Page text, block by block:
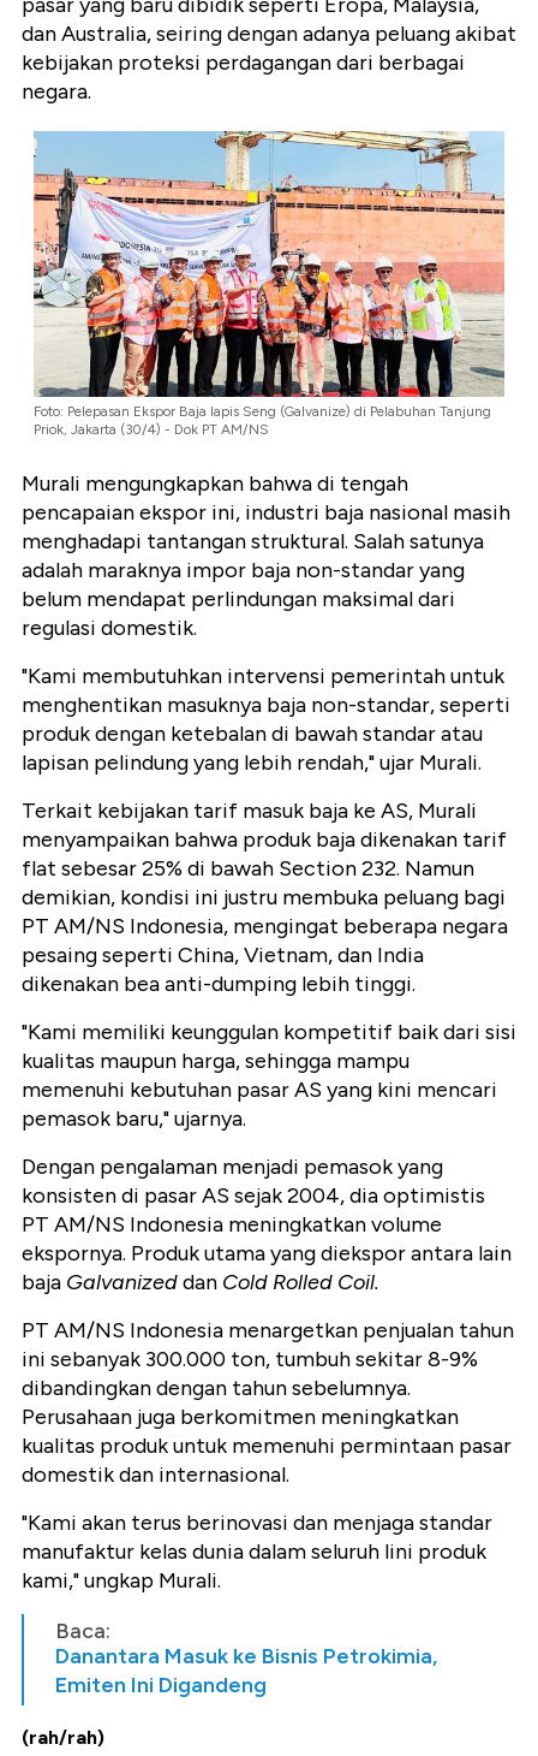
dan Australia, seiring dengan adanya peluang akibat
kebijakan proteksi perdagangan dari berbagai
negara.
Foto: Pelepasan Ekspor Baja lapis Seng (Galvanize) di Pelabuhan Tanjung
Priok, Jakarta (30/4) - Dok PT AM/NS
Murali mengungkapkan bahwa di tengah
pencapaian ekspor ini, industri baja nasional masih
menghadapi tantangan struktural. Salah satunya
adalah maraknya impor baja non-standar yang
belum mendapat perlindungan maksimal dari
regulasi domestik.
"Kami membutuhkan intervensi pemerintah untuk
menghentikan masuknya baja non-standar, seperti
produk dengan ketebalan di bawah standar atau
lapisan pelindung yang lebih rendah," ujar Murali.
Terkait kebijakan tarif masuk baja ke AS, Murali
menyampaikan bahwa produk baja dikenakan tarif
flat sebesar 25% di bawah Section 232. Namun
demikian, kondisi ini justru membuka peluang bagi
PT AM/NS Indonesia, mengingat beberapa negara
pesaing seperti China, Vietnam, dan India
dikenakan bea anti-dumping lebih tinggi.
"Kami memiliki keunggulan kompetitif baik dari sisi
kualitas maupun harga, sehingga mampu
memenuhi kebutuhan pasar AS yang kini mencari
pemasok baru," ujarnya.
Dengan pengalaman menjadi pemasok yang
konsisten di pasar AS sejak 2004, dia optimistis
PT AM/NS Indonesia meningkatkan volume
ekspornya. Produk utama yang diekspor antara lain
baja Galvanizeddan Cold Rolled Coil.
PT AM/NS Indonesia menargetkan penjualan tahun
ini sebanyak 300.000 ton, tumbuh sekitar 8-9%
dibandingkan dengan tahun sebelumnya.
Perusahaan juga berkomitmen meningkatkan
kualitas produk untuk memenuhi permintaan pasar
domestik dan internasional.
"Kami akan terus berinovasi dan menjaga standar
manufaktur kelas dunia dalam seluruh lini produk
kami," ungkap Murali.
Baca:
Danantara Masuk ke Bisnis Petrokimia,
Emiten Ini Digandeng
(rah/rah)